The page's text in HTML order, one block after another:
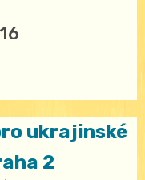
ukrajinské
2